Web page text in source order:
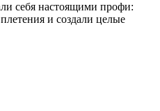
себя настоящими профи:
и создали целые